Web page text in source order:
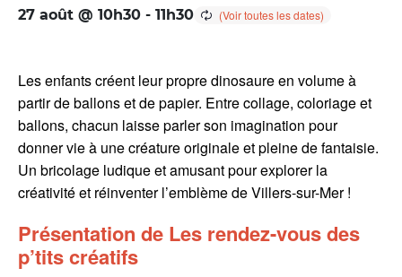
27 août @ 10h30 - 11h30
Les enfants créent leur propre dinosaure en volume à
partir de ballons et de papier. Entre collage, coloriage et
ballons, chacun laisse parler son imagination pour
donner vie à une créature originale et pleine de fantaisie.
Un bricolage ludique et amusant pour explorer la
créativité et réinventer l’emblème de Villers-sur-Mer !
Présentation de Les rendez-vous des
p’tits créatifs